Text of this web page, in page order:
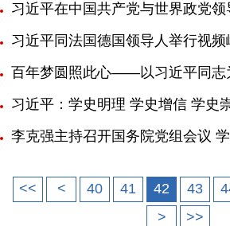
习近平在中国共产党与世界政党
习近平同法国德国领导人举行视频
百年梦圆照此心——以习近平同志
习近平：学史明理 学史增信 学史
李克强主持召开国务院党组会议
<< < 40 41 42 43
>
>>